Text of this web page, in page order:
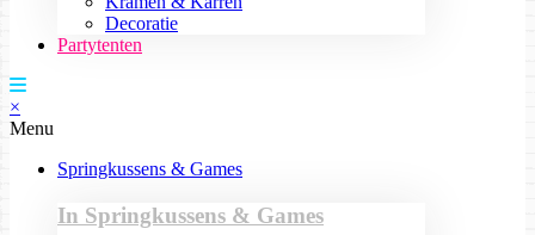
Decoratie
Partytenten
×
Menu
Springkussens & Games
In Springkussens & Games